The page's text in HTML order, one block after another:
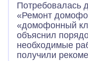
Потребовалась
«Ремонт
«домофонный
объяснил
необходимые
получили